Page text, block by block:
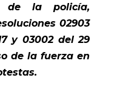
de la policía,
02903
y 03002 del 29
de la fuerza en